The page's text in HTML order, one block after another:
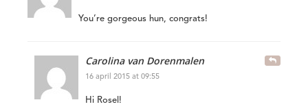
You’re gorgeous hun, congrats!
Carolina van Dorenmalen
16 april 2015 at 09:55
Hi Rosel!